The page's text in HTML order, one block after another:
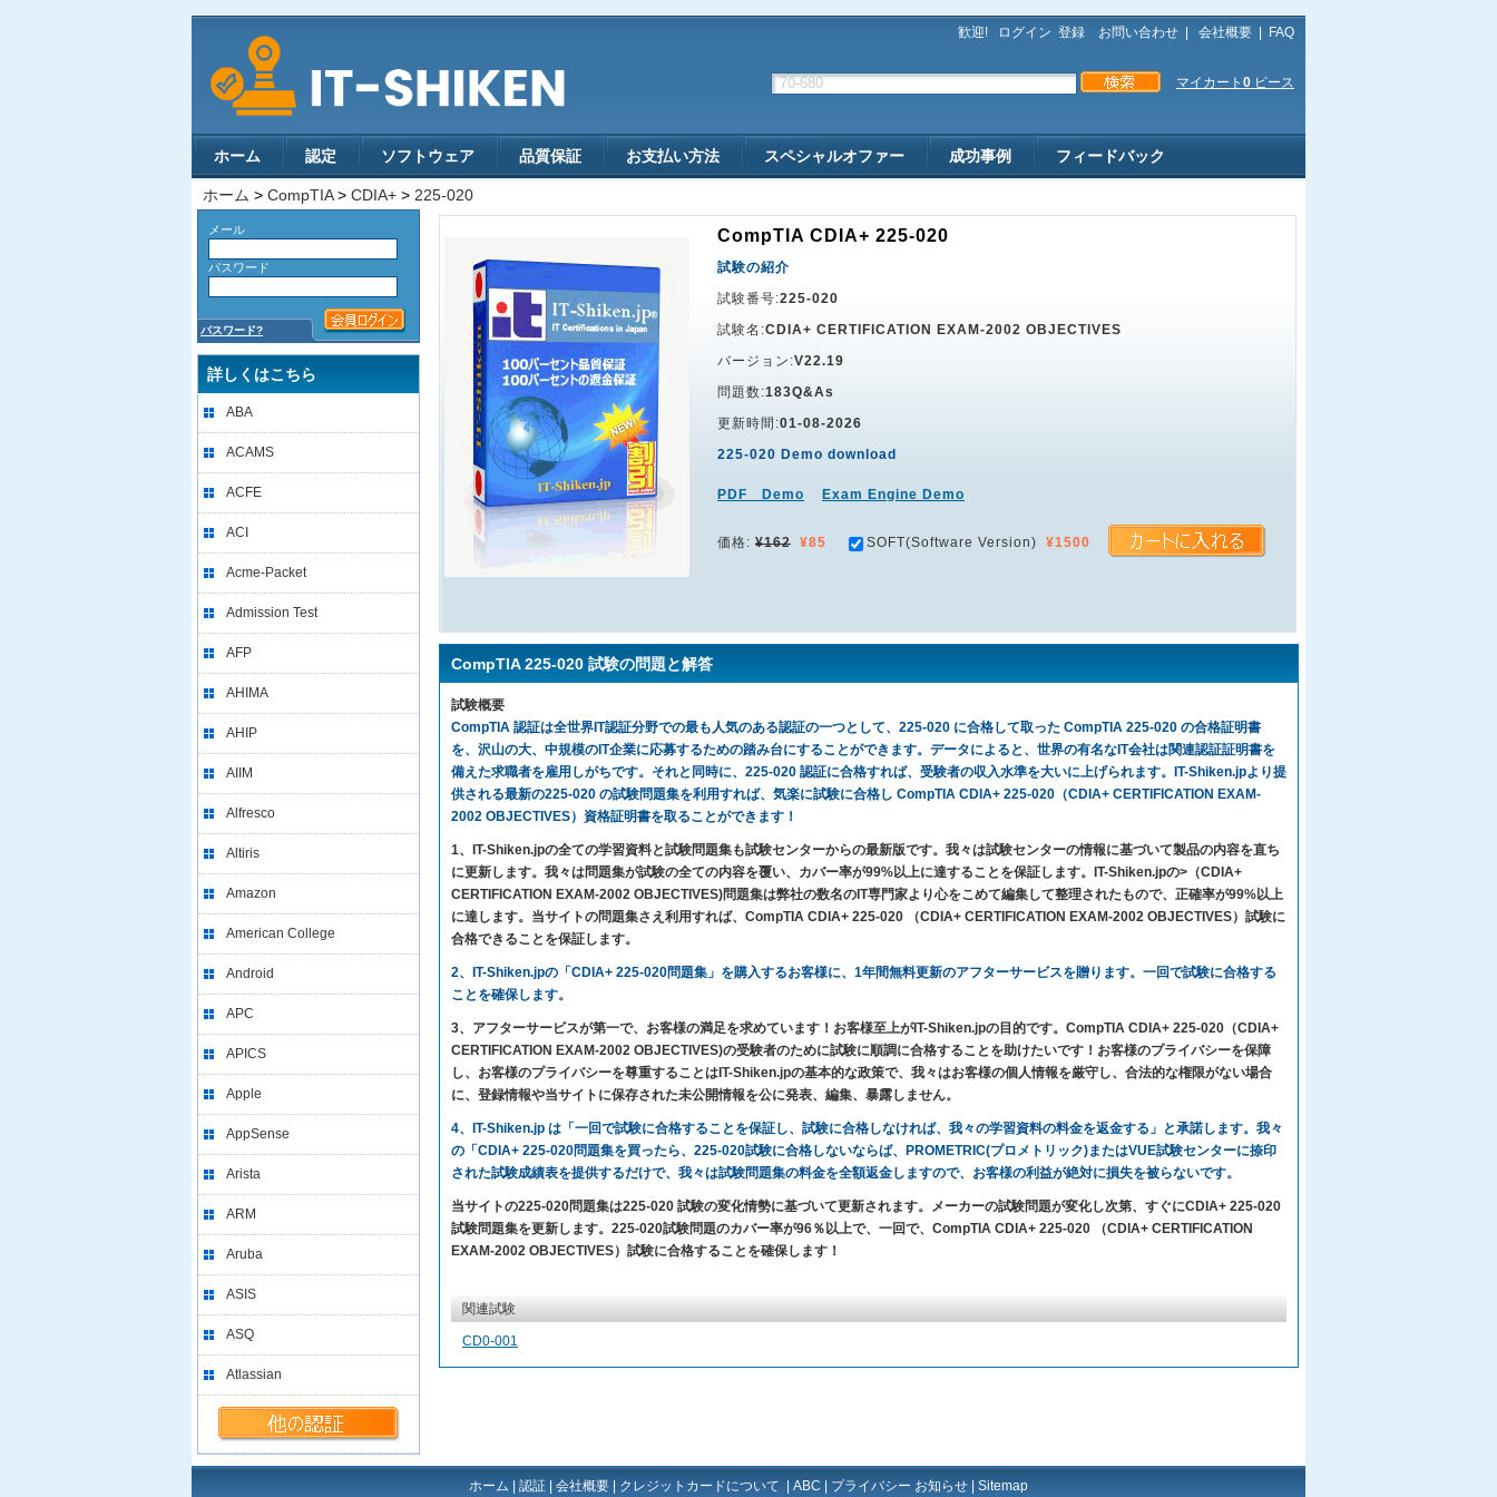
歓迎! ログイン 登録 お問い合わせ 会社概要 FAQ
マイカート 0 ピース
ホーム 認定 ソフトウェア 品質保証 お支払い方法 スペシャルオファー 成功事例 フィードバック
ホーム > CompTIA> CDIA+ > 225-020
メール
パスワード
パスワード?
詳しくはこちら
ABA
ACAMS
ACFE
ACI
Acme-Packet
Admission Test
AFP
AHIMA
AHIP
AIIM
Alfresco
Altiris
Amazon
American College
Android
APC
APICS
Apple
AppSense
Arista
ARM
Aruba
ASIS
ASQ
Atlassian
CompTIA CDIA+ 225-020
試験の紹介
試験番号:225-020
試験名:CDIA+ CERTIFICATION EXAM-2002 OBJECTIVES
バージョン:V22.19
問題数:183Q&As
更新時間:01-08-2026
225-020 Demo download
PDF Demo Exam Engine Demo
価格: ¥162 ¥85 SOFT(Software Version) ¥1500
CompTIA 225-020 試験の問題と解答
試験概要
CompTIA 認証は全世界IT認証分野での最も人気のある認証の一つとして、225-020 に合格して取った CompTIA 225-020 の合格証明書
を、沢山の大、中規模のIT企業に応募するための踏み台にすることができます。データによると、世界の有名なIT会社は関連認証証明書を
備えた求職者を雇用しがちです。それと同時に、225-020 認証に合格すれば、受験者の収入水準を大いに上げられます。IT-Shiken.jpより提
供される最新の225-020 の試験問題集を利用すれば、気楽に試験に合格し CompTIA CDIA+ 225-020（CDIA+ CERTIFICATION EXAM-
2002 OBJECTIVES）資格証明書を取ることができます！
1、IT-Shiken.jpの全ての学習資料と試験問題集も試験センターからの最新版です。我々は試験センターの情報に基づいて製品の内容を直ち
に更新します。我々は問題集が試験の全ての内容を覆い、カバー率が99%以上に達することを保証します。IT-Shiken.jpの>（CDIA+
CERTIFICATION EXAM-2002 OBJECTIVES)問題集は弊社の数名のIT専門家より心をこめて編集して整理されたもので、正確率が99%以上
に達します。当サイトの問題集さえ利用すれば、CompTIA CDIA+ 225-020 （CDIA+ CERTIFICATION EXAM-2002 OBJECTIVES）試験に
合格できることを保証します。
2、IT-Shiken.jpの「CDIA+ 225-020問題集」を購入するお客様に、1年間無料更新のアフターサービスを贈ります。一回で試験に合格する
ことを確保します。
3、アフターサービスが第一で、お客様の満足を求めています！お客様至上がIT-Shiken.jpの目的です。CompTIA CDIA+ 225-020（CDIA+
CERTIFICATION EXAM-2002 OBJECTIVES)の受験者のために試験に順調に合格することを助けたいです！お客様のプライバシーを保障
し、お客様のプライバシーを尊重することはIT-Shiken.jpの基本的な政策で、我々はお客様の個人情報を厳守し、合法的な権限がない場合
に、登録情報や当サイトに保存された未公開情報を公に発表、編集、暴露しません。
4、IT-Shiken.jp は「一回で試験に合格することを保証し、試験に合格しなければ、我々の学習資料の料金を返金する」と承諾します。我々
の「CDIA+ 225-020問題集を買ったら、225-020試験に合格しないならば、PROMETRIC(プロメトリック)またはVUE試験センターに捺印
された試験成績表を提供するだけで、我々は試験問題集の料金を全額返金しますので、お客様の利益が絶対に損失を被らないです。
当サイトの225-020問題集は225-020 試験の変化情勢に基づいて更新されます。メーカーの試験問題が変化し次第、すぐにCDIA+ 225-020
試験問題集を更新します。225-020試験問題のカバー率が96％以上で、一回で、CompTIA CDIA+ 225-020 （CDIA+ CERTIFICATION
EXAM-2002 OBJECTIVES）試験に合格することを確保します！
関連試験
CD0-001
ホーム 認証 会社概要 クレジットカードについて ABC プライバシー お知らせ Sitemap